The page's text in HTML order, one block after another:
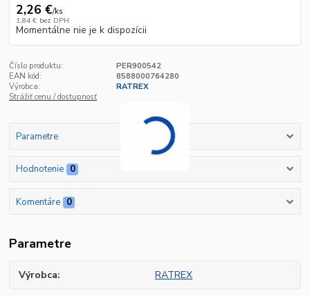
2,26 €/ks
1,84 € bez DPH
Momentálne nie je k dispozícii
Číslo produktu:
PER900542
EAN kód:
8588000764280
Výrobca:
RATREX
Strážiť cenu / dostupnosť
Parametre
Hodnotenie 0
Komentáre 0
Parametre
Výrobca RATREX